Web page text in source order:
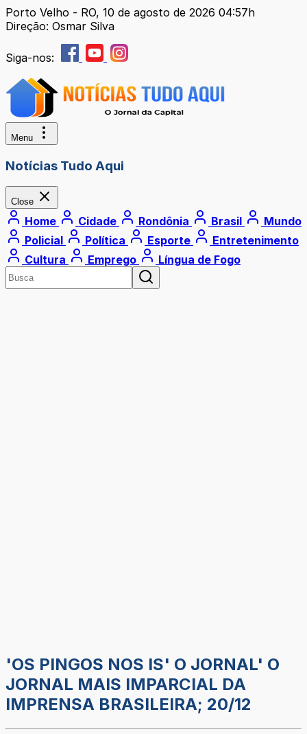
Porto Velho - RO, 10 de agosto de 2026 04:57h
Direção: Osmar Silva
Siga-nos:
Menu
Notícias Tudo Aqui
Close
Home Cidade Rondônia Brasil
Mundo
Policial
Política Esporte
Entretenimento
Cultura
Emprego Língua de Fogo
'OS PINGOS NOS IS' O JORNAL' O
JORNAL MAIS IMPARCIAL DA
IMPRENSA BRASILEIRA; 20/12